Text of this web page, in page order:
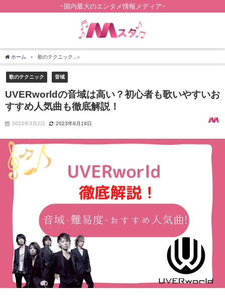
~国内最大のエンタメ情報メディア~
ホーム 歌のテクニック
歌のテクニック 音域
UVERworldの音域は高い？初心者も歌いやすいお
すすめ人気曲も徹底解説！
2023年3月2日 2023年8月19日